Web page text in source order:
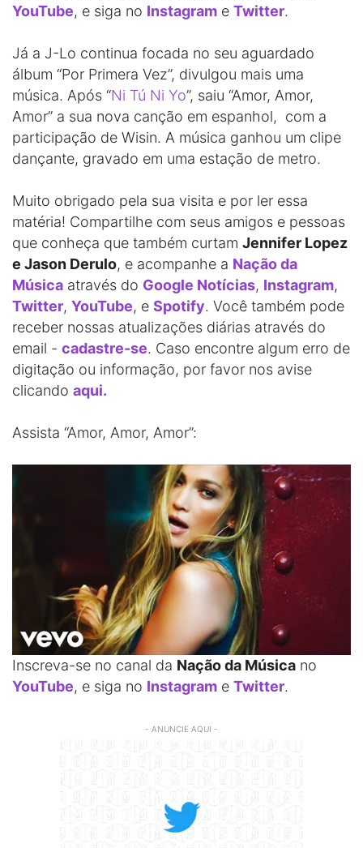
YouTube, e siga no Instagram e Twitter.
Já a J-Lo continua focada no seu aguardado
álbum “Por Primera Vez”, divulgou mais uma
música. Após “Ni Tú Ni Yo”, saiu “Amor, Amor,
Amor” a sua nova canção em espanhol, com a
participação de Wisin. A música ganhou um clipe
dançante, gravado em uma estação de metro.
Muito obrigado pela sua visita e por ler essa
matéria! Compartilhe com seus amigos e pessoas
que conheça que também curtam Jennifer Lopez
e Jason Derulo, e acompanhe a Nação da
Música através do Google Notícias, Instagram,
Twitter, YouTube, e Spotify. Você também pode
receber nossas atualizações diárias através do
email - cadastre-se. Caso encontre algum erro de
digitação ou informação, por favor nos avise
clicando aqui.
Assista “Amor, Amor, Amor”:
Inscreva-se no canal da Nação da Música no
YouTube, e siga no Instagram e Twitter.
- ANUNCIE AQUI -